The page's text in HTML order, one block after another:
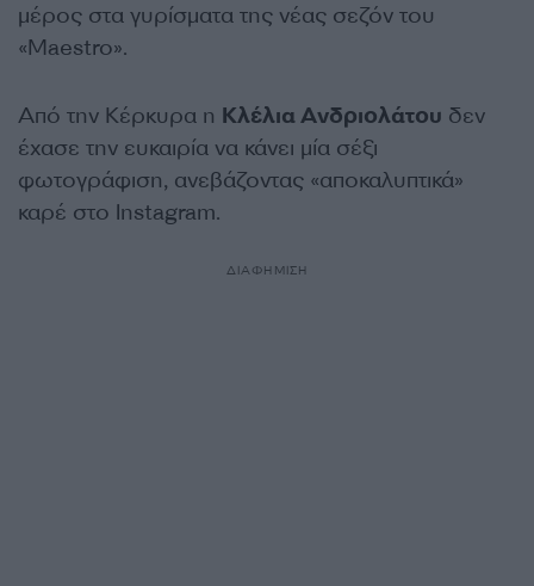
μέρος στα γυρίσματα της νέας σεζόν του
«Maestro».
Από την Κέρκυρα η Κλέλια Ανδριολάτου δεν
έχασε την ευκαιρία να κάνει μία σέξι
φωτογράφιση, ανεβάζοντας «αποκαλυπτικά»
καρέ στο Instagram.
ΔΙΑΦΗΜΙΣΗ